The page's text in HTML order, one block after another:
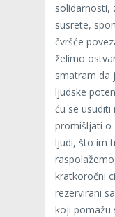
solidarnosti,
susrete,
čvršće
želimo
smatram da
ljudske
ću se usuditi
promišljati o
ljudi, što im
kratkoročni
rezervirani
koji pomažu